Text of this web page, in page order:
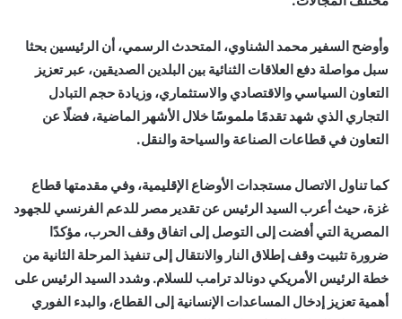
وأوضح السفير محمد الشناوي، المتحدث الرسمي، أن الرئيسين بحثا
سبل مواصلة دفع العلاقات الثنائية بين البلدين الصديقين، عبر تعزيز
التعاون السياسي والاقتصادي والاستثماري، وزيادة حجم التبادل
التجاري الذي شهد تقدمًا ملموسًا خلال الأشهر الماضية، فضلًا عن
التعاون في قطاعات الصناعة والسياحة والنقل.
كما تناول الاتصال مستجدات الأوضاع الإقليمية، وفي مقدمتها قطاع
غزة، حيث أعرب السيد الرئيس عن تقدير مصر للدعم الفرنسي للجهود
المصرية التي أفضت إلى التوصل إلى اتفاق وقف الحرب، مؤكدًا
ضرورة تثبيت وقف إطلاق النار والانتقال إلى تنفيذ المرحلة الثانية من
خطة الرئيس الأمريكي دونالد ترامب للسلام. وشدد السيد الرئيس على
أهمية تعزيز إدخال المساعدات الإنسانية إلى القطاع، والبدء الفوري